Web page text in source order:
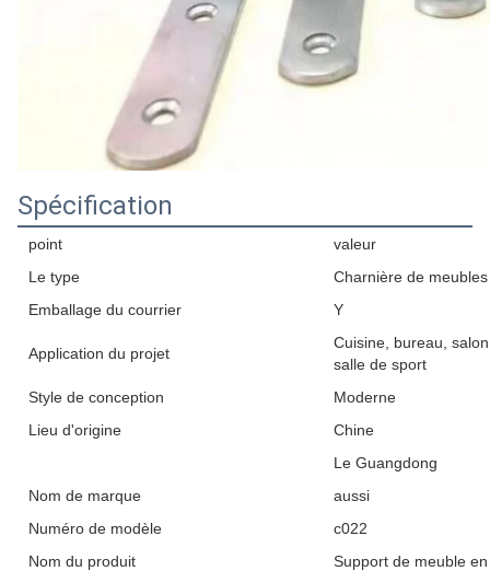
Spécification
point
valeur
Le type
Charnière de meubles
Emballage du courrier
Y
Application du projet
Cuisine, bureau,
salle de sport
Style de conception
Moderne
Lieu d'origine
Chine
Le Guangdong
Nom de marque
aussi
Numéro de modèle
c022
Nom du produit
Support de meuble